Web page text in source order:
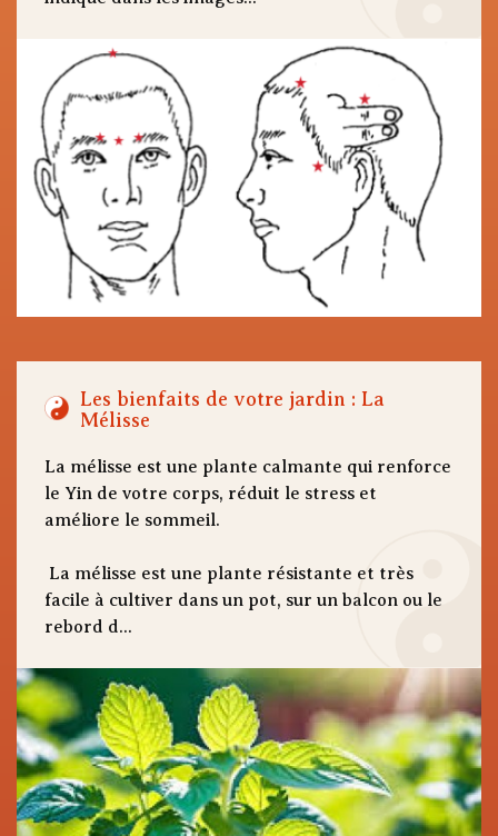
Les bienfaits de votre jardin : La
Mélisse
La mélisse est une plante calmante qui renforce
le Yin de votre corps, réduit le stress et
améliore le sommeil.
La mélisse est une plante résistante et très
facile à cultiver dans un pot, sur un balcon ou le
rebord d...